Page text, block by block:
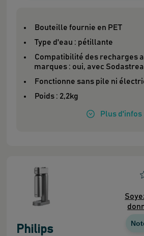
Bouteille fournie en PET
Type d'eau : pétillante
Compatibilité des recharges
marques : oui, avec
Fonctionne sans pile ni
Poids : 2,2kg
Plus d'infos
Philips